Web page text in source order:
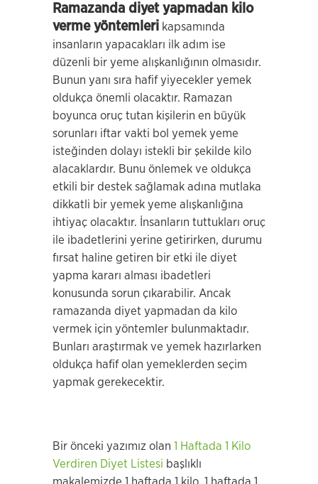
Ramazanda diyet yapmadan kilo
verme yöntemleri kapsamında
insanların yapacakları ilk adım ise
düzenli bir yeme alışkanlığının olmasıdır.
Bunun yanı sıra hafif yiyecekler yemek
oldukça önemli olacaktır. Ramazan
boyunca oruç tutan kişilerin en büyük
sorunları iftar vakti bol yemek yeme
isteğinden dolayı istekli bir şekilde kilo
alacaklardır. Bunu önlemek ve oldukça
etkili bir destek sağlamak adına mutlaka
dikkatli bir yemek yeme alışkanlığına
ihtiyaç olacaktır. İnsanların tuttukları oruç
ile ibadetlerini yerine getirirken, durumu
fırsat haline getiren bir etki ile diyet
yapma kararı alması ibadetleri
konusunda sorun çıkarabilir. Ancak
ramazanda diyet yapmadan da kilo
vermek için yöntemler bulunmaktadır.
Bunları araştırmak ve yemek hazırlarken
oldukça hafif olan yemeklerden seçim
yapmak gerekecektir.
Bir önceki yazımız olan 1 Haftada 1 Kilo
Verdiren Diyet Listesi başlıklı